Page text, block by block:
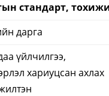
стандарт,
дарга
үйлчилгээ,
хариуцсан ахлах